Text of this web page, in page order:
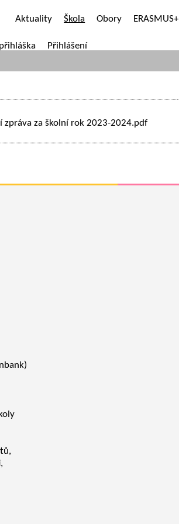
Aktuality Škola Obory ERASMUS+
Přihlášení
zpráva za školní rok 2023-2024.pdf